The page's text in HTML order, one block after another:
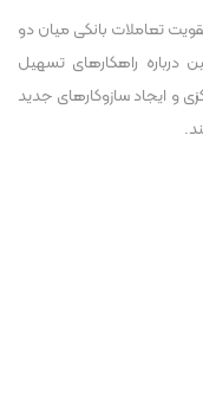
تعاملات بانکی میان دو
راهکار‌های تسهیل
و ایجاد سازوکار‌های جدید